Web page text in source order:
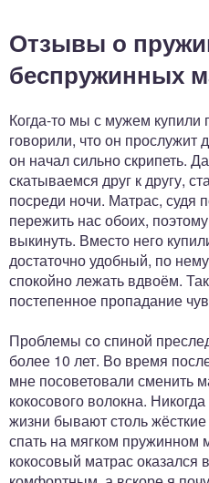
Отзывы о
беспружинных
Когда-то мы с мужем
говорили, что он прослужит
он начал сильно скрипеть.
скатываемся друг к другу,
посреди ночи. Матрас, судя
пережить нас обоих,
выкинуть. Вместо него
достаточно удобный, по
спокойно лежать вдвоём.
постепенное пропадание
Проблемы со спиной
более 10 лет. Во время
мне посоветовали сменить
кокосового волокна.
жизни бывают столь
спать на мягком пружинном
кокосовый матрас оказался